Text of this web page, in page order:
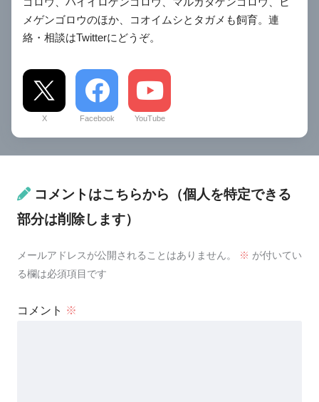
メゲンゴロウのほか、コオイムシとタガメも飼育。連
絡・相談はTwitterにどうぞ。
X Facebook YouTube
コメントはこちらから（個人を特定できる
部分は削除します）
メールアドレスが公開されることはありません。 ※ が付いてい
る欄は必須項目です
コメント ※